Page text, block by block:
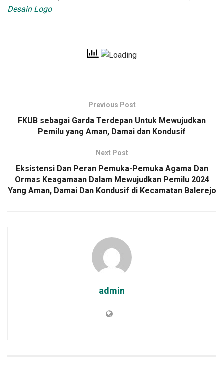
Desain Logo
Previous Post
FKUB sebagai Garda Terdepan Untuk Mewujudkan
Pemilu yang Aman, Damai dan Kondusif
Next Post
Eksistensi Dan Peran Pemuka-Pemuka Agama Dan
Ormas Keagamaan Dalam Mewujudkan Pemilu 2024
Yang Aman, Damai Dan Kondusif di Kecamatan Balerejo
admin